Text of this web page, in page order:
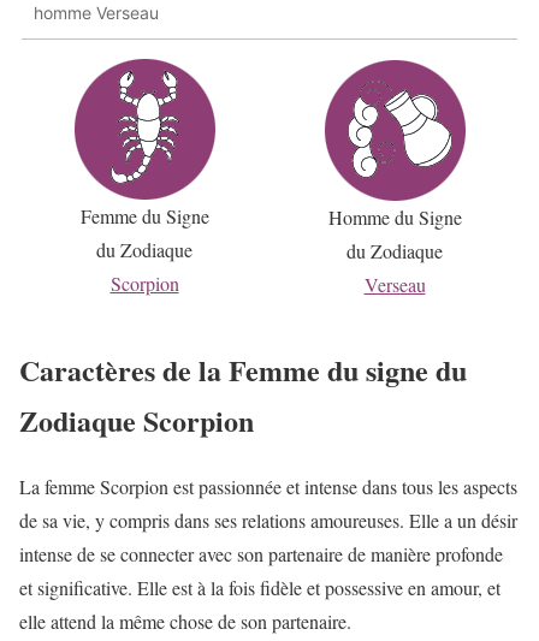
homme Verseau
Femme du Signe
du Zodiaque
Scorpion
Homme du Signe
du Zodiaque
Verseau
Caractères de la Femme du signe du
Zodiaque Scorpion
La femme Scorpion est passionnée et intense dans tous les aspects
de sa vie, y compris dans ses relations amoureuses. Elle a un désir
intense de se connecter avec son partenaire de manière profonde
et significative. Elle est à la fois fidèle et possessive en amour, et
elle attend la même chose de son partenaire.